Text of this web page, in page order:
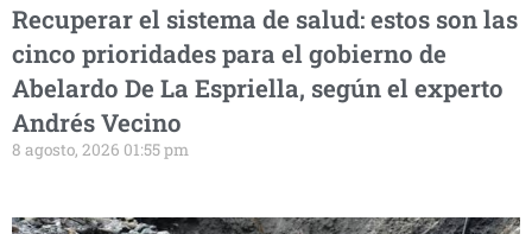
Recuperar el sistema de salud: estos son las
cinco prioridades para el gobierno de
Abelardo De La Espriella, según el experto
Andrés Vecino
8 agosto, 2026 01:55 pm